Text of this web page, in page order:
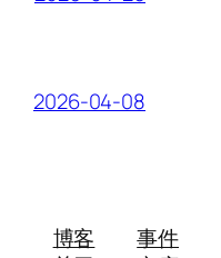
2026-04-08
博客
事件